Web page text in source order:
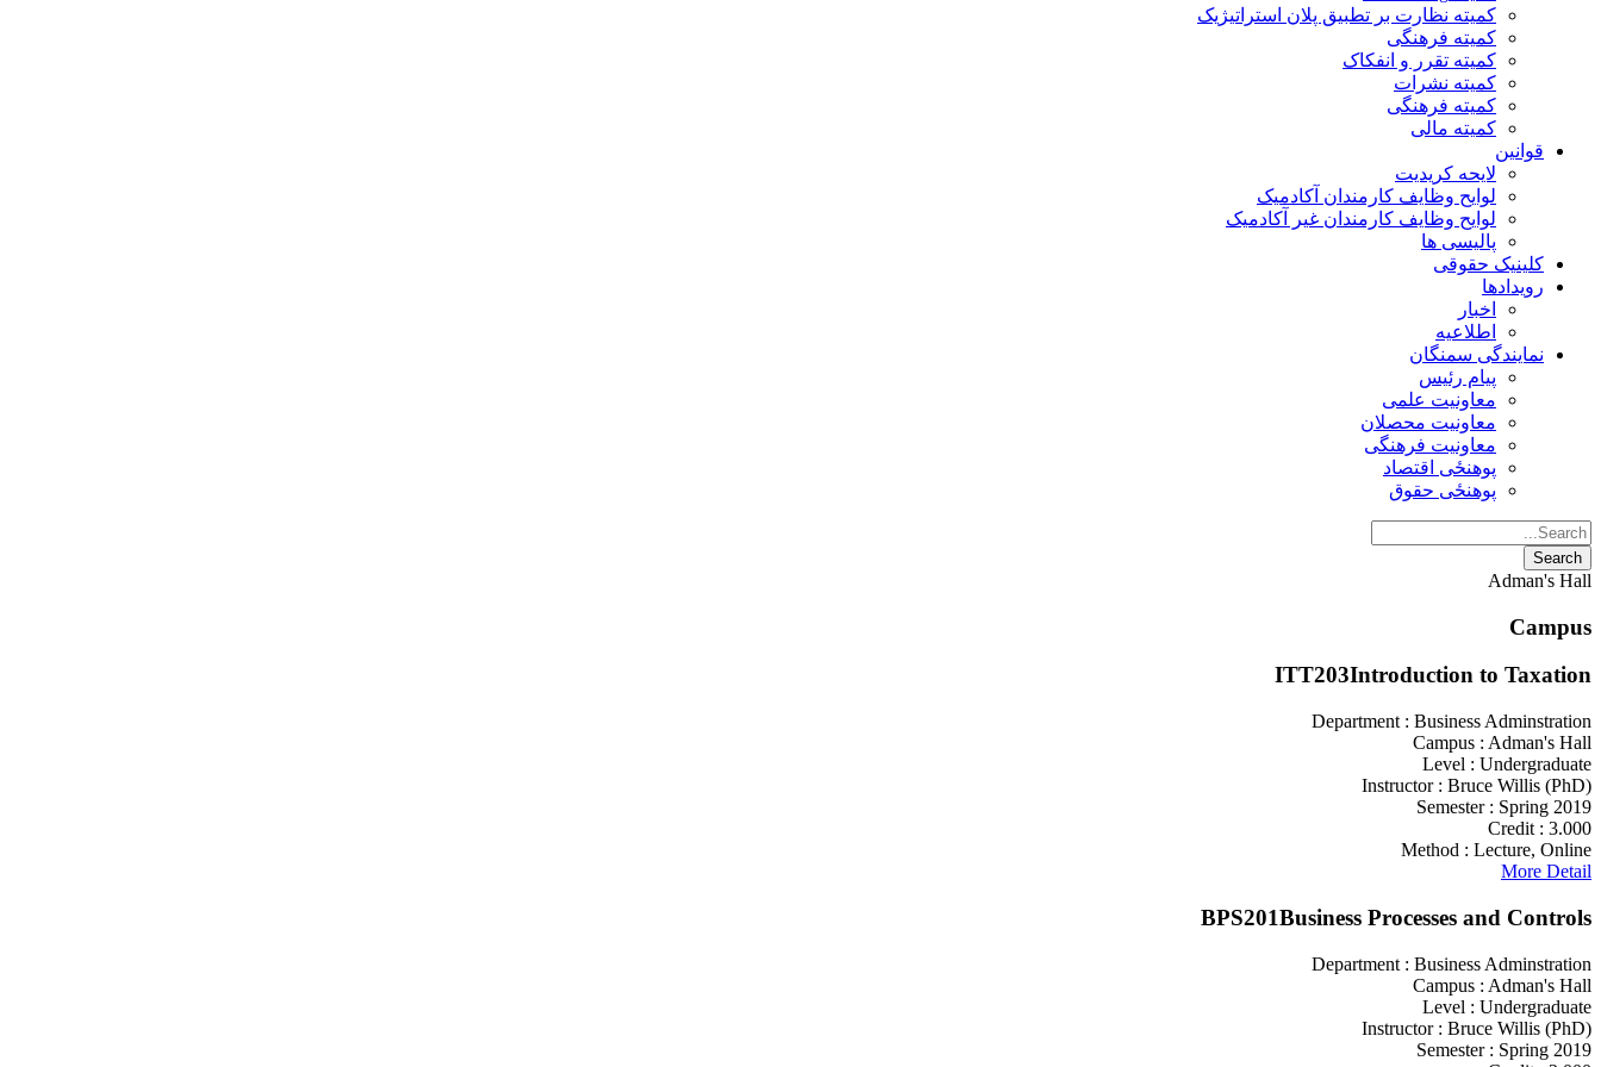
کمیته نظارت بر تطبیق پلان استراتیژیک
کمیته فرهنگی
کمیته تقرر و انفکاک
کمیته نشرات
کمیته فرهنگی
کمیته مالی
قوانین
لایحه کریدیت
لوایح وظایف کارمندان آکادمیک
لوایح وظایف کارمندان غیر آکادمیک
پالیسی ها
کلینیک حقوقی
رویدادها
اخبار
اطلاعیه
نمایندگی سمنگان
پیام رئیس
معاونیت علمی
معاونیت محصلان
معاونیت فرهنگی
پوهنځی اقتصاد
پوهنځی حقوق
Adman's Hall
Campus
ITT203Introduction to Taxation
Department : Business Adminstration
Campus : Adman's Hall
Level : Undergraduate
Instructor : Bruce Willis (PhD)
Semester : Spring 2019
Credit : 3.000
Method : Lecture, Online
More Detail
BPS201Business Processes and Controls
Department : Business Adminstration
Campus : Adman's Hall
Level : Undergraduate
Instructor : Bruce Willis (PhD)
Semester : Spring 2019